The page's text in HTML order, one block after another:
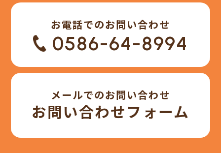
お電話でのお問い合わせ
0586-64-8994
メールでのお問い合わせ
お問い合わせフォーム